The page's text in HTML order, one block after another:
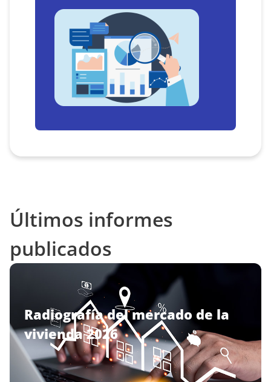
Últimos informes
publicados
Radiografía del mercado de la
vivienda 2026